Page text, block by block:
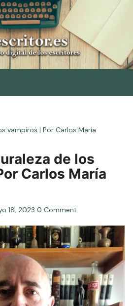
escritores
vampiros | Por Carlos María
de los
Carlos María
18, 2023 0 Comment